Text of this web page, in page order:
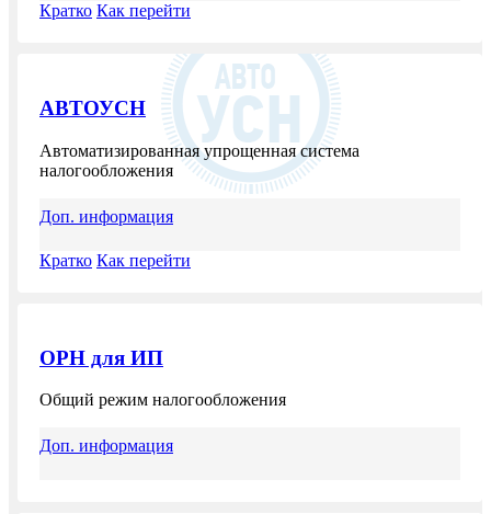
Кратко Как перейти
АВТОУСН
Автоматизированная упрощенная система
налогообложения
Доп. информация
Кратко Как перейти
ОРН для ИП
Общий режим налогообложения
Доп. информация